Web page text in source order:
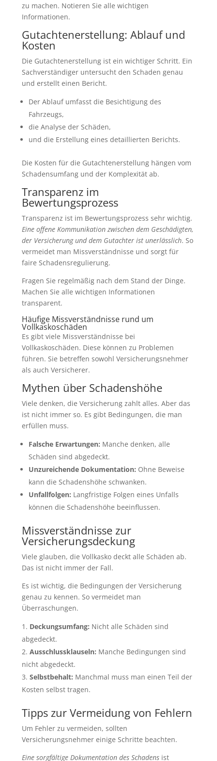
zu machen. Notieren Sie alle wichtigen
Informationen.
Gutachtenerstellung: Ablauf und
Kosten
Die Gutachtenerstellung ist ein wichtiger Schritt. Ein
Sachverständiger untersucht den Schaden genau
und erstellt einen Bericht.
Der Ablauf umfasst die Besichtigung des
Fahrzeugs,
die Analyse der Schäden,
und die Erstellung eines detaillierten Berichts.
Die Kosten für die Gutachtenerstellung hängen vom
Schadensumfang und der Komplexität ab.
Transparenz im
Bewertungsprozess
Transparenz ist im Bewertungsprozess sehr wichtig.
Eine offene Kommunikation zwischen dem Geschädigten,
der Versicherung und dem Gutachter ist unerlässlich. So
vermeidet man Missverständnisse und sorgt für
faire Schadensregulierung.
Fragen Sie regelmäßig nach dem Stand der Dinge.
Machen Sie alle wichtigen Informationen
transparent.
Häufige Missverständnisse rund um
Vollkaskoschäden
Es gibt viele Missverständnisse bei
Vollkaskoschäden. Diese können zu Problemen
führen. Sie betreffen sowohl Versicherungsnehmer
als auch Versicherer.
Mythen über Schadenshöhe
Viele denken, die Versicherung zahlt alles. Aber das
ist nicht immer so. Es gibt Bedingungen, die man
erfüllen muss.
Falsche Erwartungen: Manche denken, alle
Schäden sind abgedeckt.
Unzureichende Dokumentation: Ohne Beweise
kann die Schadenshöhe schwanken.
Unfallfolgen: Langfristige Folgen eines Unfalls
können die Schadenshöhe beeinflussen.
Missverständnisse zur
Versicherungsdeckung
Viele glauben, die Vollkasko deckt alle Schäden ab.
Das ist nicht immer der Fall.
Es ist wichtig, die Bedingungen der Versicherung
genau zu kennen. So vermeidet man
Überraschungen.
Deckungsumfang: Nicht alle Schäden sind
abgedeckt.
Ausschlussklauseln: Manche Bedingungen sind
nicht abgedeckt.
Selbstbehalt: Manchmal muss man einen Teil der
Kosten selbst tragen.
Tipps zur Vermeidung von Fehlern
Um Fehler zu vermeiden, sollten
Versicherungsnehmer einige Schritte beachten.
Eine sorgfältige Dokumentation des Schadensist